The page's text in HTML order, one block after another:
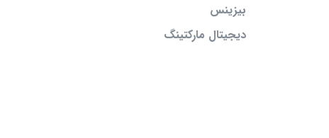
بیزینس
دیجیتال مارکتینگ